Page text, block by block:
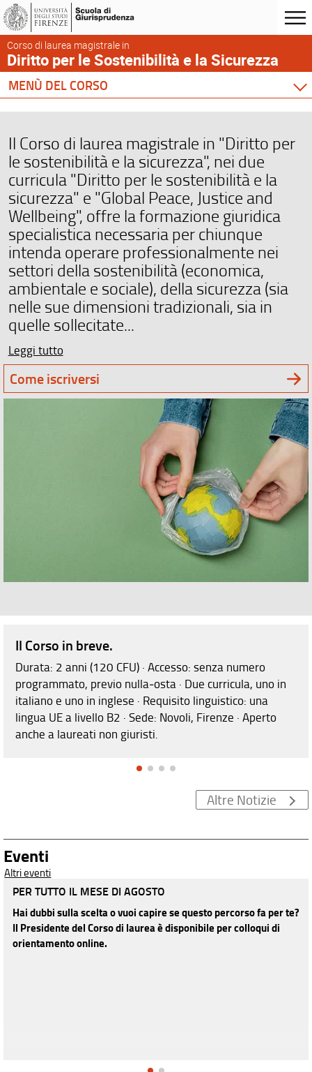
Corso di laurea magistrale in
Diritto per le Sostenibilità e la Sicurezza
MENÙ DEL CORSO
Home
Didattica
Docenti
Orario e calendari
Comunicare con la Scuola
Il Corso di laurea magistrale in "Diritto per
le sostenibilità e la sicurezza", nei due
curricula "Diritto per le sostenibilità e la
sicurezza" e "Global Peace, Justice and
Wellbeing", offre la formazione giuridica
specialistica necessaria per chiunque
intenda operare professionalmente nei
settori della sostenibilità (economica,
ambientale e sociale), della sicurezza (sia
nelle sue dimensioni tradizionali, sia in
quelle sollecitate...
Leggi tutto
Come iscriversi
Il Corso in breve.
Durata: 2 anni (120 CFU) · Accesso: senza numero
programmato, previo nulla‑osta · Due curricula, uno in
italiano e uno in inglese · Requisito linguistico: una
lingua UE a livello B2 · Sede: Novoli, Firenze · Aperto
anche a laureati non giuristi.
Altre Notizie
Eventi
Altri eventi
PER TUTTO IL MESE DI AGOSTO
Hai dubbi sulla scelta o vuoi capire se questo percorso fa per te?
Il Presidente del Corso di laurea è disponibile per colloqui di
orientamento online.